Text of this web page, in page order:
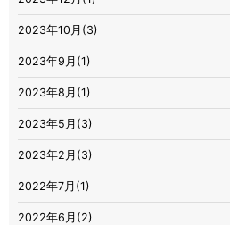
2023年10月(3)
2023年9月(1)
2023年8月(1)
2023年5月(3)
2023年2月(3)
2022年7月(1)
2022年6月(2)